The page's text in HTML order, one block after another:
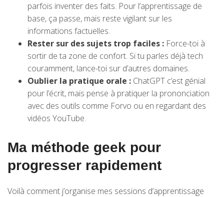
parfois inventer des faits. Pour l’apprentissage de
base, ça passe, mais reste vigilant sur les
informations factuelles.
Rester sur des sujets trop faciles : Force-toi à
sortir de ta zone de confort. Si tu parles déjà tech
couramment, lance-toi sur d’autres domaines.
Oublier la pratique orale : ChatGPT c’est génial
pour l’écrit, mais pense à pratiquer la prononciation
avec des outils comme Forvo ou en regardant des
vidéos YouTube.
Ma méthode geek pour
progresser rapidement
Voilà comment j’organise mes sessions d’apprentissage